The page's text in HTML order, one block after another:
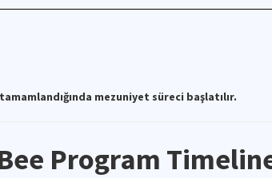
mezuniyet süreci başlatılır.
Program